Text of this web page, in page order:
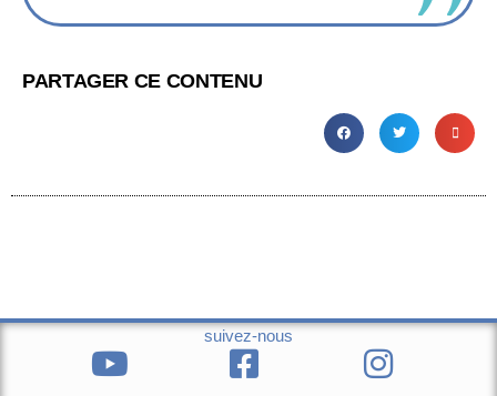
PARTAGER CE CONTENU
suivez-nous